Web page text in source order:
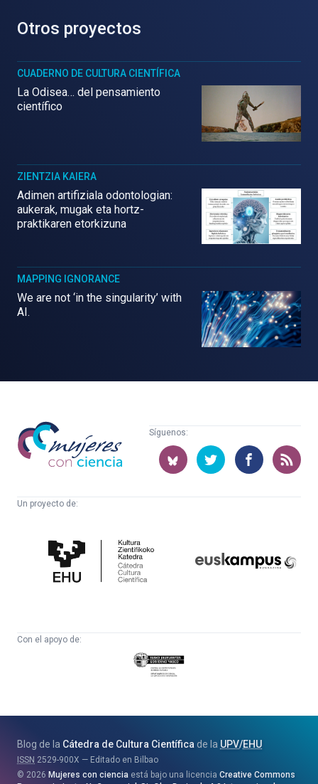
Otros proyectos
CUADERNO DE CULTURA CIENTÍFICA
La Odisea… del pensamiento
científico
ZIENTZIA KAIERA
Adimen artifiziala odontologian:
aukerak, mugak eta hortz-
praktikaren etorkizuna
MAPPING IGNORANCE
We are not ‘in the singularity’ with
AI.
Mujeres
con
ciencia
Síguenos:
Un proyecto de:
Cultura
Científica
Con el apoyo de:
Eusko
Jaurlaritza
eta
Berrikuntza
Saila
Blog de la Cátedra de Cultura Científica de la UPV/EHU
ISSN 2529-900X
Editado en Bilbao
2026 Mujeres con ciencia está bajo una licencia Creative Commons